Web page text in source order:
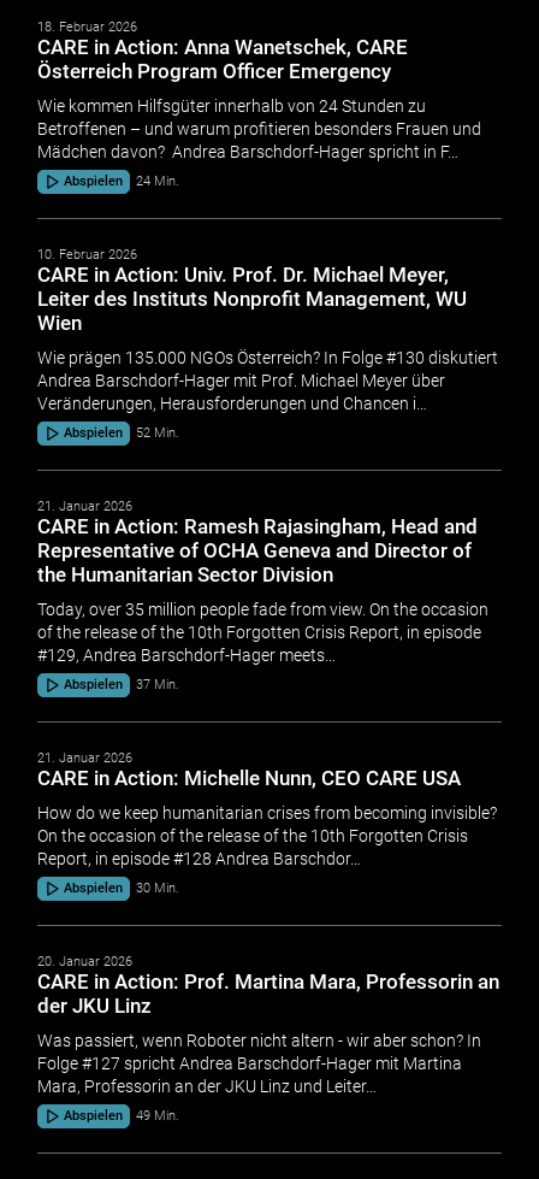
18. Februar 2026
CARE in Action: Anna Wanetschek, CARE
Österreich Program Officer Emergency
Wie kommen Hilfsgüter innerhalb von 24 Stunden zu
Betroffenen – und warum profitieren besonders Frauen und
Mädchen davon? Andrea Barschdorf-Hager spricht in F…
Abspielen 24 Min.
10. Februar 2026
CARE in Action: Univ. Prof. Dr. Michael Meyer,
Leiter des Instituts Nonprofit Management, WU
Wien
Wie prägen 135.000 NGOs Österreich? In Folge #130 diskutiert
Andrea Barschdorf-Hager mit Prof. Michael Meyer über
Veränderungen, Herausforderungen und Chancen i…
Abspielen 52 Min.
21. Januar 2026
CARE in Action: Ramesh Rajasingham, Head and
Representative of OCHA Geneva and Director of
the Humanitarian Sector Division
Today, over 35 million people fade from view. On the occasion
of the release of the 10th Forgotten Crisis Report, in episode
#129, Andrea Barschdorf-Hager meets…
Abspielen 37 Min.
21. Januar 2026
CARE in Action: Michelle Nunn, CEO CARE USA
How do we keep humanitarian crises from becoming invisible?
On the occasion of the release of the 10th Forgotten Crisis
Report, in episode #128 Andrea Barschdor…
Abspielen 30 Min.
20. Januar 2026
CARE in Action: Prof. Martina Mara, Professorin an
der JKU Linz
Was passiert, wenn Roboter nicht altern - wir aber schon? In
Folge #127 spricht Andrea Barschdorf-Hager mit Martina
Mara, Professorin an der JKU Linz und Leiter…
Abspielen 49 Min.